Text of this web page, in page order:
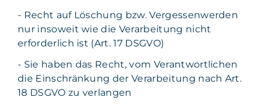
- Recht auf Löschung bzw. Vergessenwerden
nur insoweit wie die Verarbeitung nicht
erforderlich ist (Art. 17 DSGVO)
- Sie haben das Recht, vom Verantwortlichen
die Einschränkung der Verarbeitung nach Art.
18 DSGVO zu verlangen